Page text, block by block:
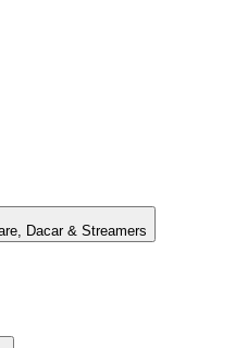
Dacar & Streamers